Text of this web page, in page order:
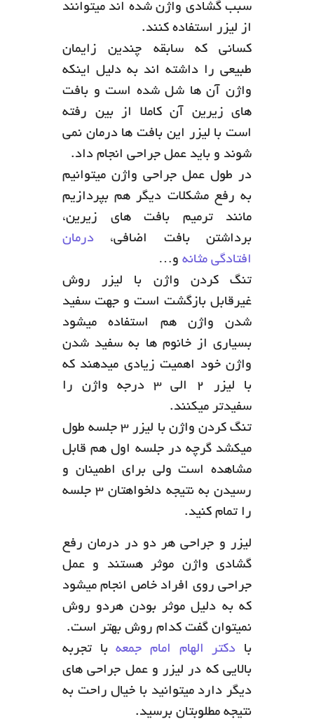
سبب گشادی واژن شده اند میتوانند
از لیزر استفاده کنند.
کسانی که سابقه چندین زایمان
طبیعی را داشته اند به دلیل اینکه
واژن آن ها شل شده است و بافت
های زیرین آن کاملا از بین رفته
است با لیزر این بافت ها درمان نمی
شوند و باید عمل جراحی انجام داد.
در طول عمل جراحی واژن میتوانیم
به رفع مشکلات دیگر هم بپردازیم
مانند ترمیم بافت های زیرین،
برداشتن بافت اضافی، درمان
افتادگی مثانه و…
تنگ کردن واژن با لیزر روش
غیرقابل بازگشت است و جهت سفید
شدن واژن هم استفاده میشود
بسیاری از خانوم ها به سفید شدن
واژن خود اهمیت زیادی میدهند که
با لیزر ۲ الی ۳ درجه واژن را
سفیدتر میکنند.
تنگ کردن واژن با لیزر ۳ جلسه طول
میکشد گرچه در جلسه اول هم قابل
مشاهده است ولی برای اطمینان و
رسیدن به نتیجه دلخواهتان ۳ جلسه
را تمام کنید.
لیزر و جراحی هر دو در درمان رفع
گشادی واژن موثر هستند و عمل
جراحی روی افراد خاص انجام میشود
که به دلیل موثر بودن هردو روش
نمیتوان گفت کدام روش بهتر است.
با دکتر الهام امام جمعهبا تجربه
بالایی که در لیزر و عمل جراحی های
دیگر دارد میتوانید با خیال راحت به
نتیجه مطلوبتان برسید.